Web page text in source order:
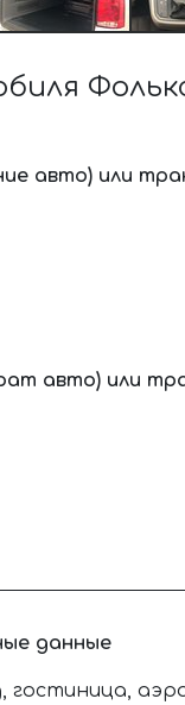
авто) или
авто) или
данные
гостиница,